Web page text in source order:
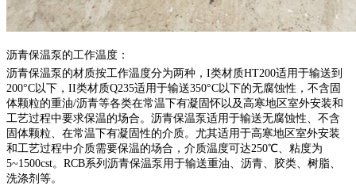
沥青保温泵的工作温度：
沥青保温泵的材质按工作温度分为两种， I类材质HT200适用于输送到
200°C以下，II类材质Q235适用于输送350°C以下的无腐蚀性，不含固
体颗粒的重油/沥青等各类在常温下有凝固怀以及高寒地区室外安装和
工艺过程中要求保温的场合。沥青保温泵适用于输送无腐蚀性、不含
固体颗粒、在常温下有凝固性的介质。尤其适用于高寒地区室外安装
和工艺过程中介质需要保温的场合，介质温度可达250℃、粘度为
5~1500cst。RCB系列沥青保温泵用于输送重油、沥青、胶类、树脂、
洗涤剂等。